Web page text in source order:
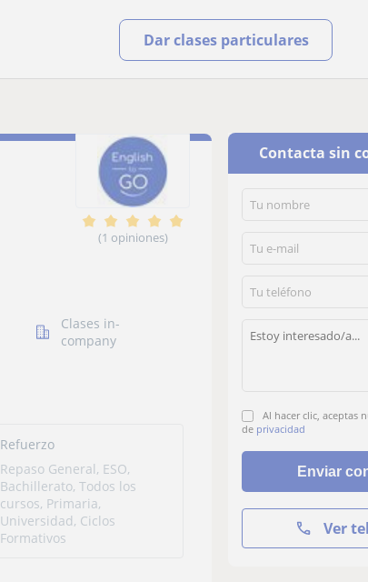
Dar clases particulares
(1 opiniones)
Clases in-
company
Refuerzo
Repaso General, ESO,
Bachillerato, Todos los
cursos, Primaria,
Universidad, Ciclos
Formativos
Contacta sin
Al hacer clic, aceptas
de privacidad
Ver